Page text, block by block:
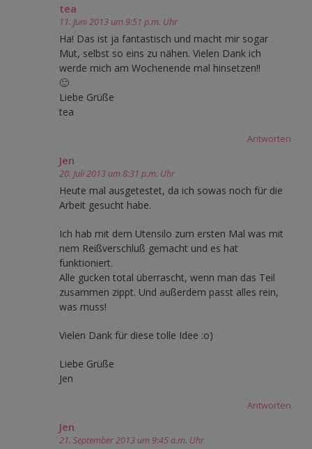
tea
11. Juni 2013 um 9:51 p.m. Uhr
Ha! Das ist ja fantastisch und macht mir sogar
Mut, selbst so eins zu nähen. Vielen Dank ich
werde mich am Wochenende mal hinsetzen!!
🙂
Liebe Grüße
tea
Antworten
Jen
20. Juli 2013 um 8:31 p.m. Uhr
Heute mal ausgetestet, da ich sowas noch für die
Arbeit gesucht habe.
Ich hab mit dem Utensilo zum ersten Mal was mit
nem Reißverschluß gemacht und es hat
funktioniert.
Alle gucken total überrascht, wenn man das Teil
zusammen zippt. Und außerdem passt alles rein,
was muss!
Vielen Dank für diese tolle Idee :o)
Liebe Grüße
Jen
Antworten
Jen
21. September 2013 um 9:45 a.m. Uhr